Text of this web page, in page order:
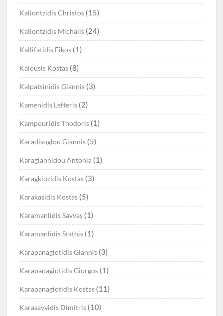
Kaliontzidis Christos (15)
Kaliontzidis Michalis (24)
Kallifatidis Fikos (1)
Kalousis Kostas (8)
Kalpatsinidis Giannis (3)
Kamenidis Lefteris (2)
Kampouridis Thodoris (1)
Karadisoglou Giannis (5)
Karagiannidou Antonia (1)
Karagkiozidis Kostas (3)
Karakasidis Kostas (5)
Karamanlidis Savvas (1)
Karamanlidis Stathis (1)
Karapanagiotidis Giannis (3)
Karapanagiotidis Giorgos (1)
Karapanagiotidis Kostas (11)
Karasavvidis Dimitris (10)